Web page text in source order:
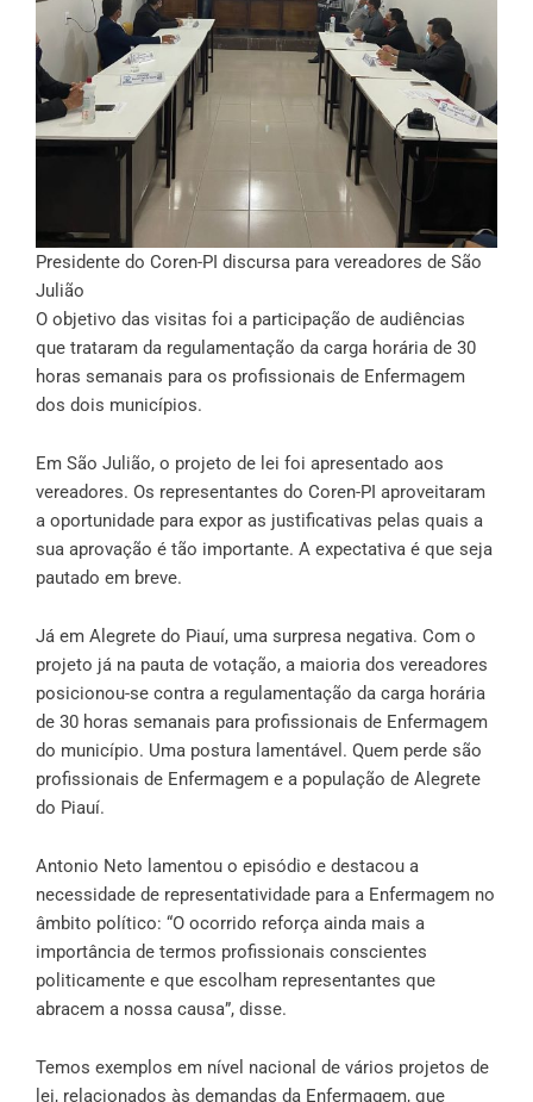
Presidente do Coren-PI discursa para vereadores de São
Julião
O objetivo das visitas foi a participação de audiências
que trataram da regulamentação da carga horária de 30
horas semanais para os profissionais de Enfermagem
dos dois municípios.
Em São Julião, o projeto de lei foi apresentado aos
vereadores. Os representantes do Coren-PI aproveitaram
a oportunidade para expor as justificativas pelas quais a
sua aprovação é tão importante. A expectativa é que seja
pautado em breve.
Já em Alegrete do Piauí, uma surpresa negativa. Com o
projeto já na pauta de votação, a maioria dos vereadores
posicionou-se contra a regulamentação da carga horária
de 30 horas semanais para profissionais de Enfermagem
do município. Uma postura lamentável. Quem perde são
profissionais de Enfermagem e a população de Alegrete
do Piauí.
Antonio Neto lamentou o episódio e destacou a
necessidade de representatividade para a Enfermagem no
âmbito político: “O ocorrido reforça ainda mais a
importância de termos profissionais conscientes
politicamente e que escolham representantes que
abracem a nossa causa”, disse.
Temos exemplos em nível nacional de vários projetos de
lei, relacionados às demandas da Enfermagem, que